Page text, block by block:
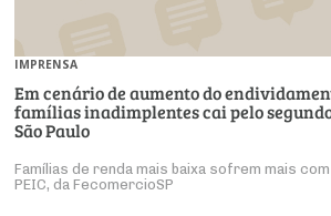
IMPRENSA
Em cenário de aumento do
famílias inadimplentes cai pelo
São Paulo
Famílias de renda mais baixa sofrem mais
PEIC, da FecomercioSP